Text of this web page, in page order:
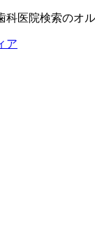
科医院検索のオ